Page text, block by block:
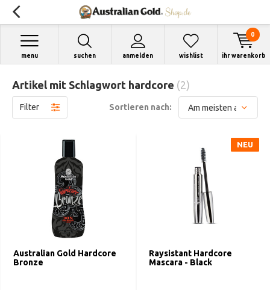
suchen anmelden
menu wishlist ihr warenkorb
0
Artikel mit Schlagwort hardcore (2)
Filter Sortieren nach:
Australian Gold Hardcore
Bronze
Raysistant Hardcore
Mascara - Black
NEU
NEU